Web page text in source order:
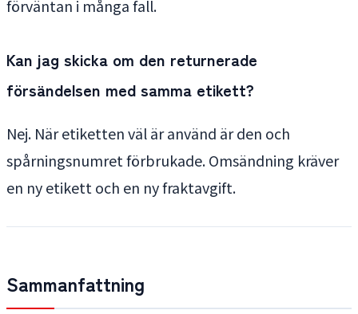
förväntan i många fall.
Kan jag skicka om den returnerade
försändelsen med samma etikett?
Nej. När etiketten väl är använd är den och
spårningsnumret förbrukade. Omsändning kräver
en ny etikett och en ny fraktavgift.
Sammanfattning